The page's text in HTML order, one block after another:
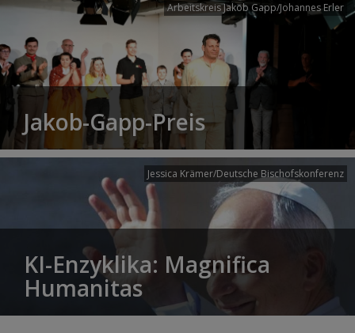
Arbeitskreis Jakob Gapp/Johannes Erler
Jakob-Gapp-Preis
Jessica Krämer/Deutsche Bischofskonferenz
KI-Enzyklika: Magnifica
Humanitas